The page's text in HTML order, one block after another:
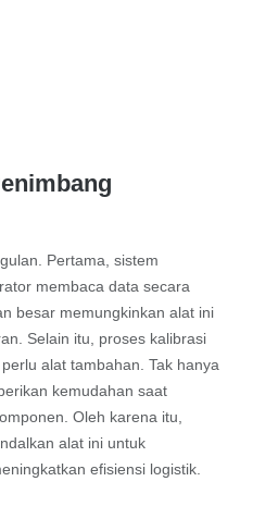
Pertama, sistem
membaca data secara
besar memungkinkan alat ini
Selain itu, proses kalibrasi
alat tambahan. Tak hanya
kemudahan saat
Oleh karena itu,
alat ini untuk
efisiensi logistik.